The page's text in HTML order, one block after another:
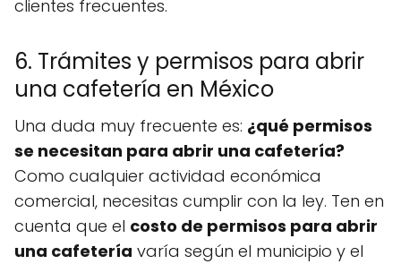
clientes frecuentes.
6. Trámites y permisos para abrir
una cafetería en México
Una duda muy frecuente es: ¿qué permisos
se necesitan para abrir una cafetería?
Como cualquier actividad económica
comercial, necesitas cumplir con la ley. Ten en
cuenta que el costo de permisos para abrir
una cafetería varía según el municipio y el